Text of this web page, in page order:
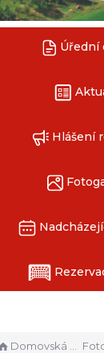
Úřední
Hlášení
Domovská stránka